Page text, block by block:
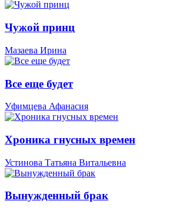
Чужой принц
Мазаева Ирина
Все еще будет
Уфимцева Афанасия
Хроника гнусных времен
Устинова Татьяна Витальевна
Вынужденный брак